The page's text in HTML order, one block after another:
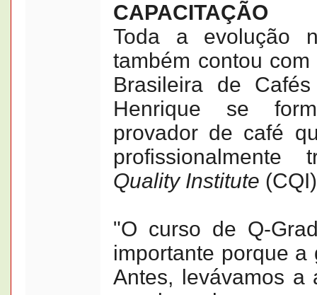
CAPACITAÇÃO
Toda a evolução
também contou
Brasileira de
Henrique se
provador de café
Quality Institute
"O curso de Q-
importante porque
Antes, levávamos a